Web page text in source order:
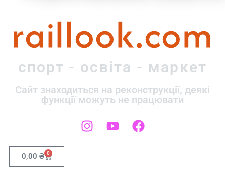
raillook.com
спорт - освіта - маркет
Сайт знаходиться на реконструкції, деякі
функції можуть не працювати
0,00 ₴ 0